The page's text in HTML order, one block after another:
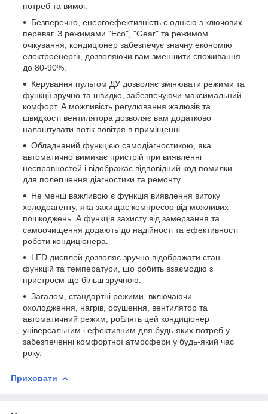
потреб та вимог.
Безперечно, енергоефективність є однією з ключових
переваг. З режимами "Eco", "Gear" та режимом
очікування, кондиціонер забезпечує значну економію
електроенергії, дозволяючи вам зменшити споживання
до 80-90%.
Керування пультом ДУ дозволяє змінювати режими та
функції зручно та швидко, забезпечуючи максимальний
комфорт. А можливість регулювання жалюзів та
швидкості вентилятора дозволяє вам додатково
налаштувати потік повітря в приміщенні.
Обладнаний функцією самодіагностикою, яка
автоматично вимикає пристрій при виявленні
несправностей і відображає відповідний код помилки
для полегшення діагностики та ремонту.
Не менш важливою є функція виявлення витоку
холодоагенту, яка захищає компресор від можливих
пошкоджень. А функція захисту від замерзання та
самоочищення додають до надійності та ефективності
роботи кондиціонера.
LED дисплей дозволяє зручно відображати стан
функцій та температури, що робить взаємодію з
пристроєм ще більш зручною.
Загалом, стандартні режими, включаючи
охолодження, нагрів, осушення, вентилятор та
автоматичний режим, роблять цей кондиціонер
універсальним і ефективним для будь-яких потреб у
забезпеченні комфортної атмосфери у будь-який час
року.
Приховати